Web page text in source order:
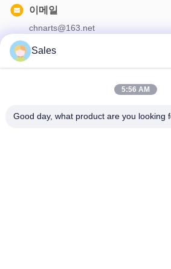
이메일
chnarts@163.net
할인 및 더 많은 정보를 얻기 위해 뉴스레터
Sales
5:56 AM
Good day, what product are you looking